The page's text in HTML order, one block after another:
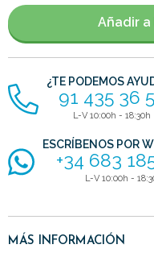
artículos
Añadir
¿TE PODEMOS
91 435 36
L-V 10:00h - 18:30h
ESCRÍBENOS POR
+34 683
L-V 10:00h -
MÁS INFORMACIÓN